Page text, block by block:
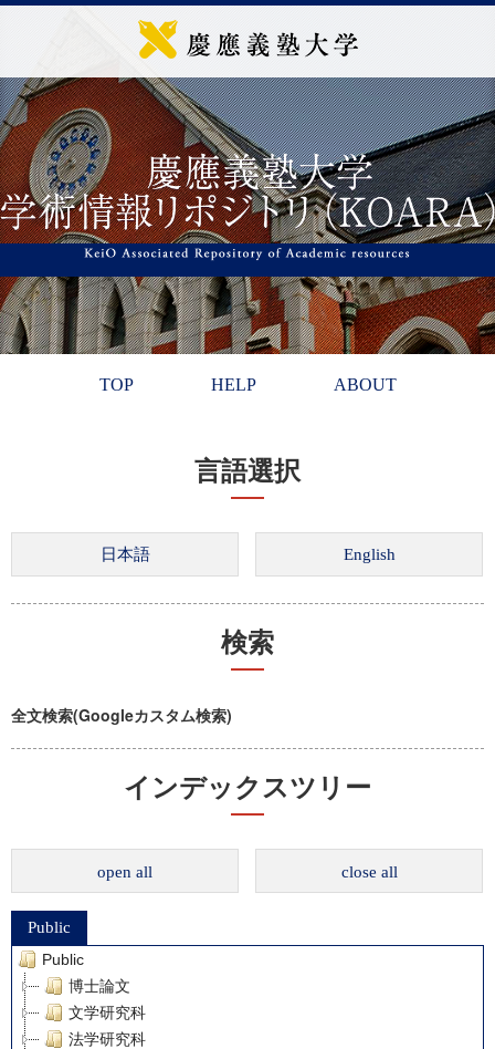
TOP HELP ABOUT
言語選択
検索
全文検索(Googleカスタム検索)
インデックスツリー
open all close all
Public
Public
博士論文
文学研究科
法学研究科